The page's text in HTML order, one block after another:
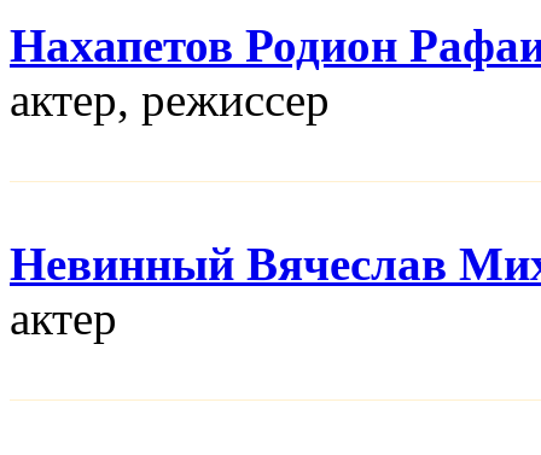
Нахапетов Родион
актер, режисcер
Невинный Вячеслав
актер